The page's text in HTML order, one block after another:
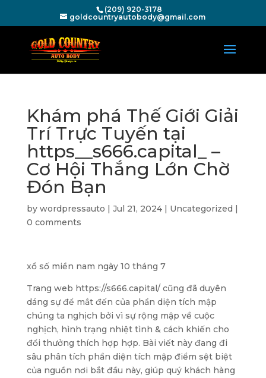
(209) 920-3178
goldcountryautobody@gmail.com
Khám phá Thế Giới Giải
Trí Trực Tuyến tại
https__s666.capital_ –
Cơ Hội Thắng Lớn Chờ
Đón Bạn
by wordpressauto | Jul 21, 2024| Uncategorized |
0 comments
xổ số miền nam ngày 10 tháng 7
Trang web https://s666.capital/ cũng đã duyên
dáng sự để mắt đến của phần diện tích mập
chúng ta nghịch bởi vì sự rộng mập về cuộc
nghịch, hình trạng nhiệt tình & cách khiến cho
đổi thưởng thích hợp hợp. Bài viết này đang đi
sâu phân tích phần diện tích mập điểm sệt biệt
của nguồn nơi bắt đầu này, giúp quý khách hàng